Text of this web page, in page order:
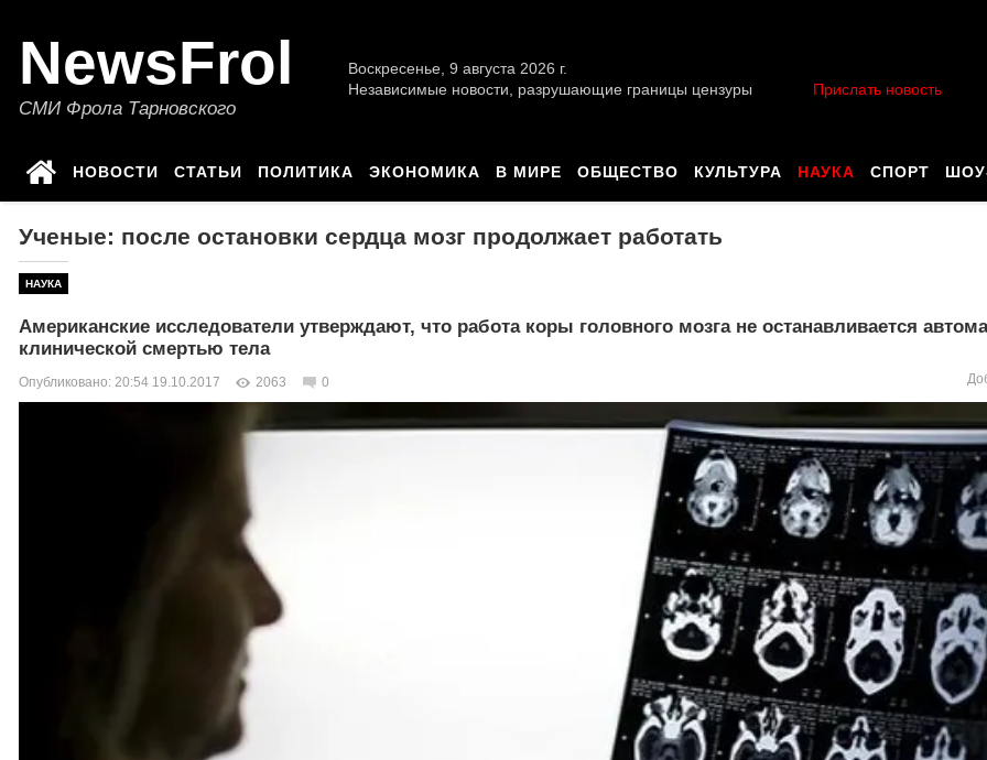
NewsFrol
СМИ Фрола Тарновского
Воскресенье, 9 августа 2026 г.
Независимые новости, разрушающие границы цензуры
Прислать новость
НОВОСТИ СТАТЬИ ПОЛИТИКА ЭКОНОМИКА В МИРЕ ОБЩЕСТВО КУЛЬТУРА НАУКА СПОРТ
Ученые: после остановки сердца мозг продолжает работать
НАУКА
Американские исследователи утверждают, что работа коры головного мозга не останавливается
клинической смертью тела
Опубликовано: 20:54 19.10.2017 2063 0